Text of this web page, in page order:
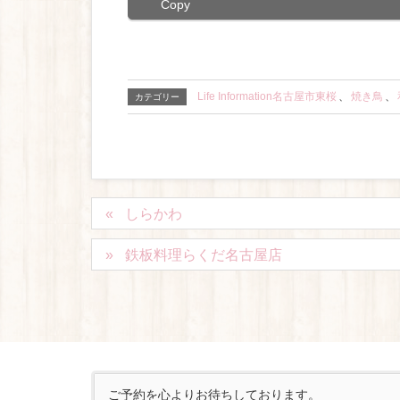
Copy
カテゴリー Life Information名古屋市東桜 、 焼き鳥 、
しらかわ
鉄板料理らくだ名古屋店
ご予約を心よりお待ちしております。